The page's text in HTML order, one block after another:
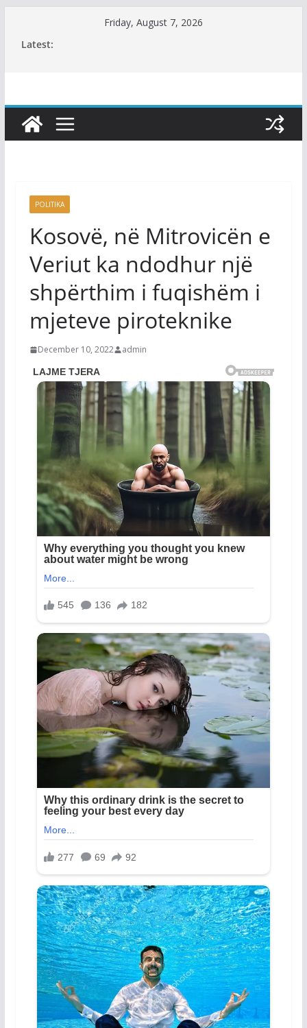
Friday, August 7, 2026
Latest:
POLITIKA
Kosovë, në Mitrovicën e
Veriut ka ndodhur një
shpërthim i fuqishëm i
mjeteve piroteknike
December 10, 2022 admin